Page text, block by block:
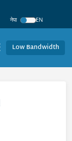
नेपा
EN
Low Bandwidth